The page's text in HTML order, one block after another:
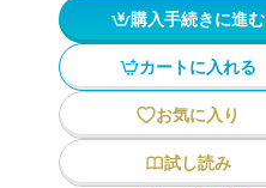
購入手続きに進む
カートに入れる
お気に入り
試し読み